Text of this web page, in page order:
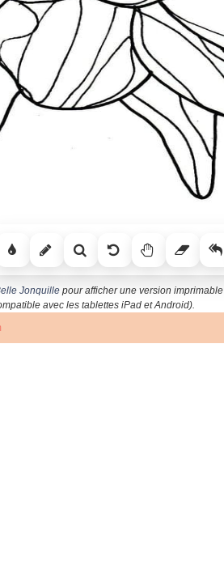
Jonquillepour afficher une version imprimable
avec les tablettes iPad et Android).